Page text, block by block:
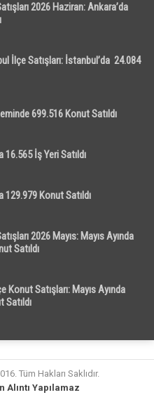
2026 Haziran: Ankara’da
İlçe Satışları: İstanbul’da 24.084
699.516 Konut Satıldı
16.565 İş Yeri Satıldı
129.979 Konut Satıldı
2026 Mayıs: Mayıs Ayında
Satıldı
Konut Satışları: Mayıs Ayında
Satıldı
Tüm Hakları Saklıdır.
Yapılamaz